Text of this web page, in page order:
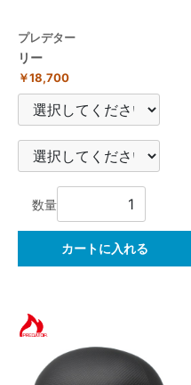
プレデター
リー
￥18,700
数量
カートに入れる